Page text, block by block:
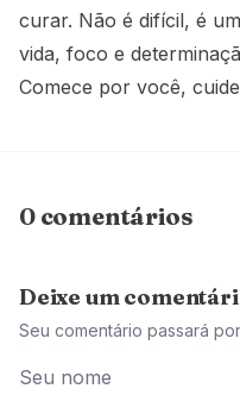
curar. Não é difícil, é
vida, foco e
Comece por você,
0 comentários
Deixe um
Seu comentário passará